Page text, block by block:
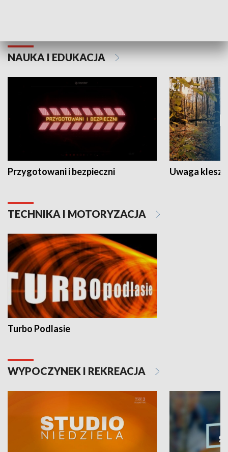
NAUKA I EDUKACJA
Przygotowani i bezpieczni Uwaga
TECHNIKA I MOTORYZACJA
Turbo Podlasie
WYPOCZYNEK I REKREACJA